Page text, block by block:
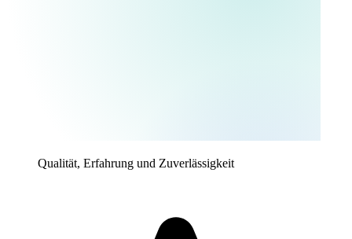
Qualität, Erfahrung und Zuverlässigkeit